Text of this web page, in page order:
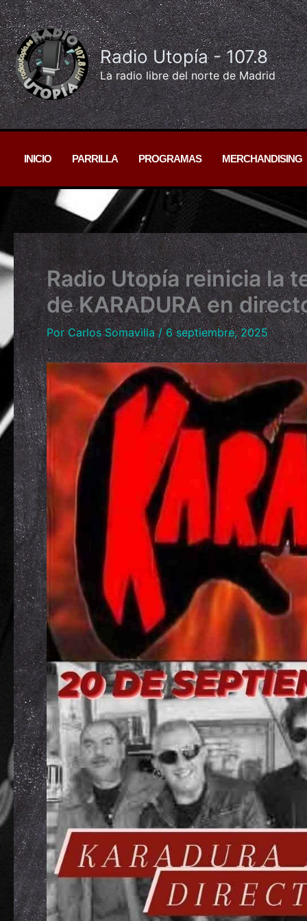
Ir
al
contenido
Radio Utopía - 107.8
La radio libre del norte de Madrid
INICIO PARRILLA PROGRAMAS MERCHANDISING
Radio Utopía reinicia la
de KARADURA en
PorCarlos Somavilla/6 septiembre, 2025